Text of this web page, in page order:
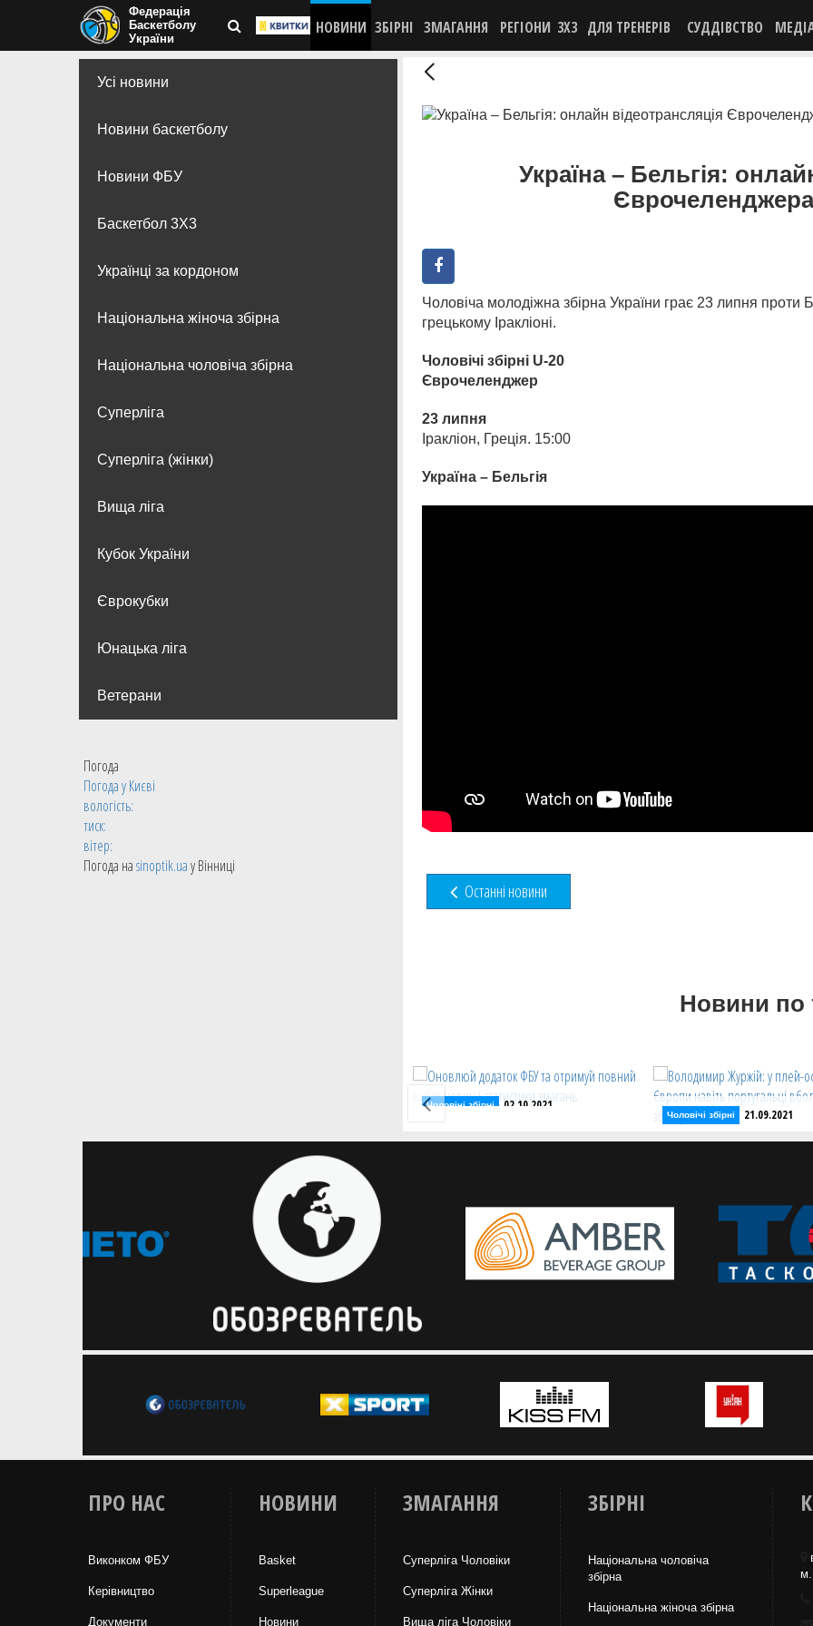
Федерація
Баскетболу
України
НОВИНИ ЗБІРНІ ЗМАГАННЯ РЕГІОНИ 3X3 ДЛЯ ТРЕНЕРІВ СУДДІВСТВО
Усі новини
Новини баскетболу
Новини ФБУ
Баскетбол 3Х3
Українці за кордоном
Національна жіноча збірна
Національна чоловіча збірна
Суперліга
Суперліга (жінки)
Вища лiга
Кубок України
Єврокубки
Юнацька ліга
Ветерани
Погода
Погода уКиєві
вологість:
тиск:
вітер:
Погода наsinoptik.uaу Вінниці
Україна – Бельгія:
Чоловіча молодіжна збірна України грає 23 липня проти
грецькому Іракліоні.
Чоловічі збірні U-20
Єврочеленджер
23 липня
Іракліон, Греція. 15:00
Україна – Бельгія
Останні новини
Новини по
Михайлюк та Лень допомогли
своїм клубам перемогти в
передсезонних матчах НБА
Українці результативно розпочали
підготовку до старту сезону НБА
Чоловічі збірні 02.10.2021
отримуй повний вибір новин і
iPhone та Android
Чоловічі збірні 21.09.2021
Володимир Журжій: у
Тренер чоловічої
17 прокоментував
на чемпіонаті Європи з
3х3
ПРО НАС
Виконком ФБУ
Керівництво
Документи
НОВИНИ
Basket
Superleague
Новини
ЗМАГАННЯ
Суперліга Чоловіки
Суперліга Жінки
Вища лiга Чоловіки
ЗБІРНІ
Національна чоловіча
збірна
Національна жiноча збірна
м.